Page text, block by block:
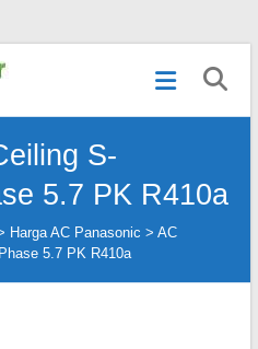
S-
5.7 PK R410a
Harga AC Panasonic > AC
5.7 PK R410a